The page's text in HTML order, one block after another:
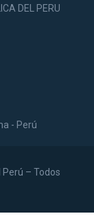
DEL PERU
- Perú
– Todos